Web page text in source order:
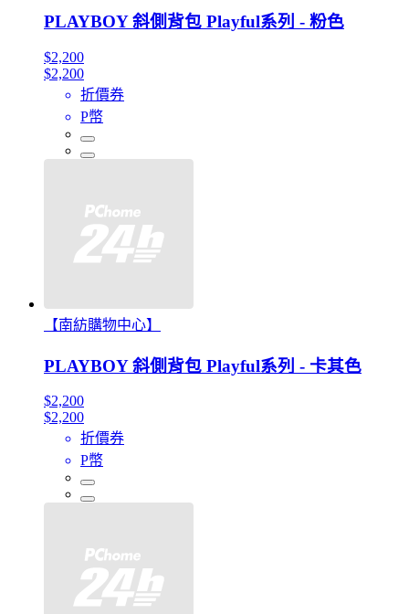
PLAYBOY 斜側背包 Playful系列 - 粉色
$2,200
$2,200
折價券
P幣
【南紡購物中心】
PLAYBOY 斜側背包 Playful系列 - 卡其色
$2,200
$2,200
折價券
P幣